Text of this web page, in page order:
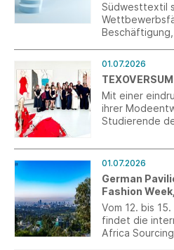
Südwesttextil
01.07.2026
Mit einer
ihrer
Studierende
Modedesign
Fakultät Textil
am
Kunsthalle
entstand als
Kunsthalle
der Ausstellung
WITH
01.07.2026
German
Fashion
Vom 12. bis
findet die
Africa Sourcing